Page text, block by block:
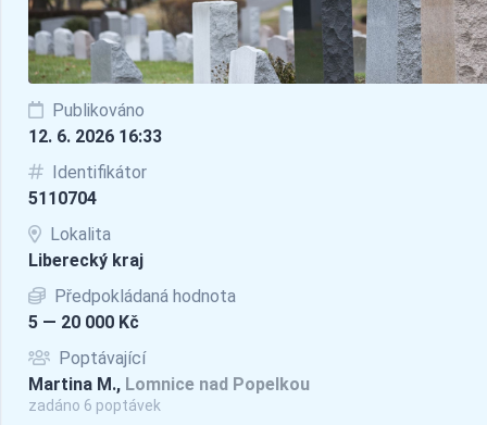
Publikováno
12. 6. 2026 16:33
Identifikátor
5110704
Lokalita
Liberecký kraj
Předpokládaná hodnota
5 — 20 000 Kč
Poptávající
Martina M., Lomnice nad Popelkou
zadáno 6 poptávek